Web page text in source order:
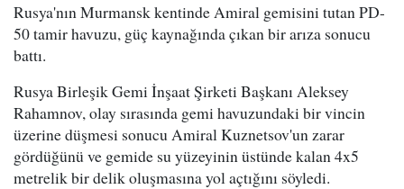
Rusya'nın Murmansk kentinde Amiral gemisini tutan PD-
50 tamir havuzu, güç kaynağında çıkan bir arıza sonucu
battı.
Rusya Birleşik Gemi İnşaat Şirketi Başkanı Aleksey
Rahamnov, olay sırasında gemi havuzundaki bir vincin
üzerine düşmesi sonucu Amiral Kuznetsov'un zarar
gördüğünü ve gemide su yüzeyinin üstünde kalan 4x5
metrelik bir delik oluşmasına yol açtığını söyledi.